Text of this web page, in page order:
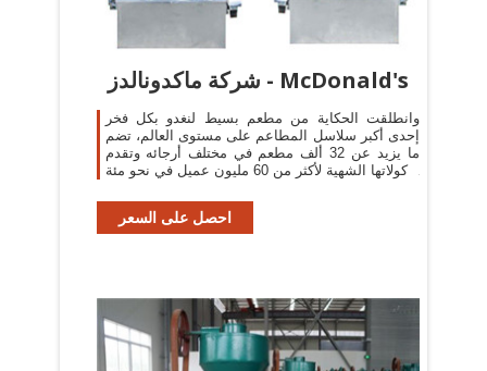
شركة ماكدونالدز - McDonald's
وانطلقت الحكاية من مطعم بسيط لنغدو بكل فخر
إحدى أكبر سلاسل المطاعم على مستوى العالم، تضم
ما يزيد عن 32 ألف مطعم في مختلف أرجائه وتقدم
مأكولاتها الشهية لأكثر من 60 مليون عميل في نحو مئة
احصل على السعر